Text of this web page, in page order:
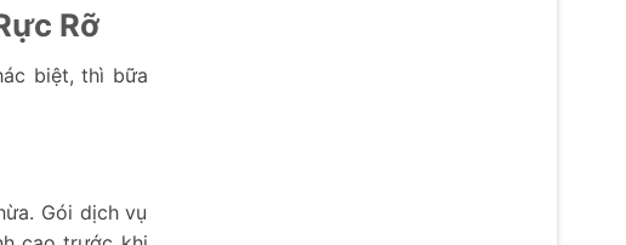
Rỡ
biệt, thì bữa
Gói dịch vụ